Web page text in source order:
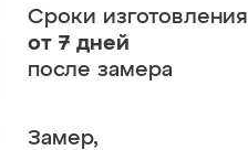
Сроки изготовления
от 7 дней
после замера
Замер,